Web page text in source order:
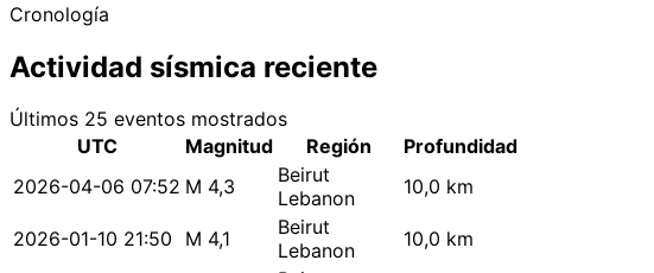
Cronología
Actividad sísmica reciente
Últimos 25 eventos mostrados
UTC
Magnitud Región
Profundidad
2026-04-06 07:52 M 4,3
Beirut
Lebanon
10,0 km
2026-01-10 21:50 M 4,1
Beirut
Lebanon
10,0 km